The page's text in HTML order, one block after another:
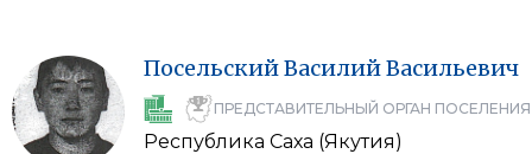
ПосельскийВасилийВасильевич
ПРЕДСТАВИТЕЛЬНЫЙ ОРГАН ПОСЕЛЕНИЯ
Республика Саха (Якутия)